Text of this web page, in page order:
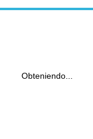
Obteniendo...